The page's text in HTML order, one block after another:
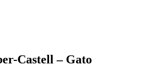
Castell – Gato